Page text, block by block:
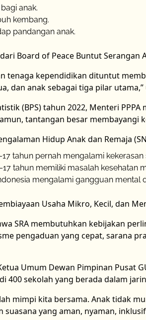
anak.
kembang.
pandangan anak.
Board of Peace Buntut Serangan
tenaga kependidikan dituntut
dan anak sebagai tiga pilar utama,”
(BPS) tahun 2022, Menteri
tantangan besar membayangi
Hidup Anak dan Remaja
tahun pernah mengalami
tahun memiliki masalah kesehatan
mengalami gangguan mental
Usaha Mikro, Kecil, dan
SRA membutuhkan kebijakan
pengaduan yang cepat, sarana
Umum Dewan Pimpinan Pusat
400 sekolah yang berada dalam
mimpi kita bersama. Anak tidak
yang aman, nyaman,